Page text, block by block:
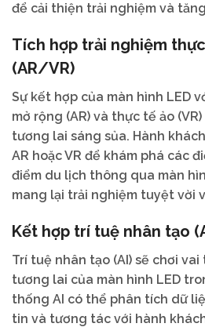
để cải thiện trải nghiệm và
Tích hợp trải nghiệm
(AR/VR)
Sự kết hợp của màn hình LED
mở rộng (AR) và thực tế ảo
tương lai sáng sủa. Hành
AR hoặc VR để khám phá các
điểm du lịch thông qua màn
mang lại trải nghiệm tuyệt vời
Kết hợp trí tuệ nhân tạo
Trí tuệ nhân tạo (AI) sẽ chơi
tương lai của màn hình LED
thống AI có thể phân tích dữ
tin và tương tác với hành